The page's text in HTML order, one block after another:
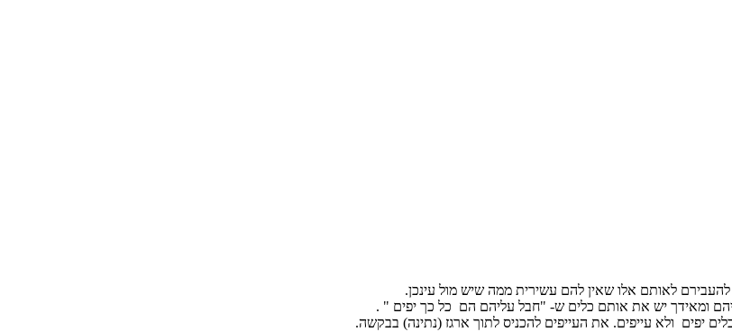
לאותם אלו שאין להם עשירית ממה שיש מול עינכן.
ומאידך יש את אותם כלים ש- "חבל עליהם הם כל כך יפים " .
יפים ולא עייפים. את העייפים להכניס לתוך ארגז (נתינה) בבקשה.